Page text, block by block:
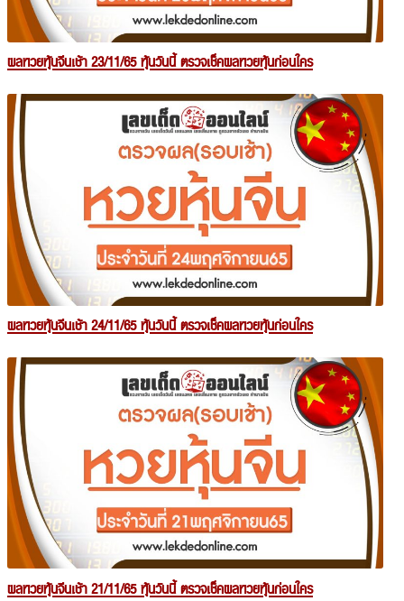
ผลหวยหุ้นจีนเช้า 23/11/65 หุ้นวันนี้ ตรวจเช็คผลหวยหุ้นก่อนใคร
ผลหวยหุ้นจีนเช้า 24/11/65 หุ้นวันนี้ ตรวจเช็คผลหวยหุ้นก่อนใคร
ผลหวยหุ้นจีนเช้า 21/11/65 หุ้นวันนี้ ตรวจเช็คผลหวยหุ้นก่อนใคร